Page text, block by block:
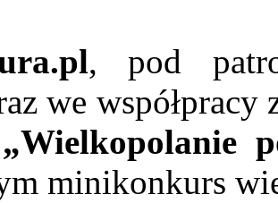
, pod
we współpracy
„Wielkopolanie
minikonkurs